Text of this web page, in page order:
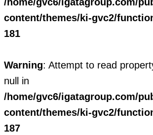
content/themes/ki-gvc2/
181
Warning: Attempt to read
null in
/home/gvc6/igatagroup.com/
content/themes/ki-gvc2/
187